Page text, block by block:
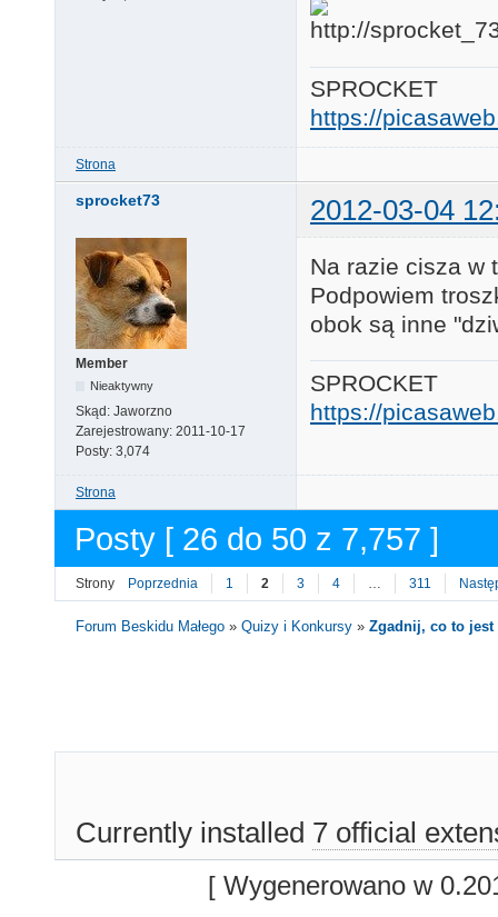
SPROCKET
https://
Strona
sprocket73 2012-03-04
Member
Nieaktywny
Skąd: Jaworzno
Zarejestrowany: 2011-10-17
Posty: 3,074
Na razie cisza w
Podpowiem
obok są inne
SPROCKET
https://
Strona
Posty [ 26 do 50 z 7,757 ]
Strony Poprzednia 1 2 3 4 … 311
Forum Beskidu Małego »Quizy i Konkursy »Zgadnij, co to
Currently installed 7 official
[ Wygenerowano w